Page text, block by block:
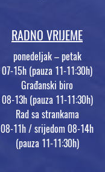
RADNO VRIJEME
ponedeljak – petak
07-15h (pauza 11-11:30h)
Građanski biro
08-13h (pauza 11-11:30h)
Rad sa strankama
08-11h / srijedom 08-14h
(pauza 11-11:30h)